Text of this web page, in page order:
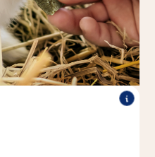
cereais conquistam pelo
estaladiço.